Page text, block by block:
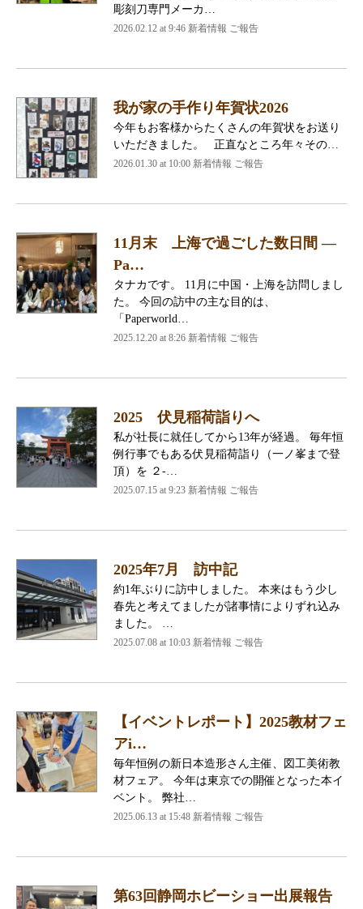
彫刻刀専門メーカ…
2026.02.12 at 9:46 新着情報 ご報告
我が家の手作り年賀状2026
今年もお客様からたくさんの年賀状をお送り
いただきました。 正直なところ年々その…
2026.01.30 at 10:00 新着情報 ご報告
11月末 上海で過ごした数日間 ―
Pa…
タナカです。 11月に中国・上海を訪問しまし
た。 今回の訪中の主な目的は、
「Paperworld…
2025.12.20 at 8:26 新着情報 ご報告
2025 伏見稲荷詣りへ
私が社長に就任してから13年が経過。 毎年恒
例行事でもある伏見稲荷詣り（一ノ峯まで登
頂）を ２-…
2025.07.15 at 9:23 新着情報 ご報告
2025年7月 訪中記
約1年ぶりに訪中しました。 本来はもう少し
春先と考えてましたが諸事情によりずれ込み
ました。 …
2025.07.08 at 10:03 新着情報 ご報告
【イベントレポート】2025教材フェ
アi…
毎年恒例の新日本造形さん主催、図工美術教
材フェア。 今年は東京での開催となった本イ
ベント。 弊社…
2025.06.13 at 15:48 新着情報 ご報告
第63回静岡ホビーショー出展報告